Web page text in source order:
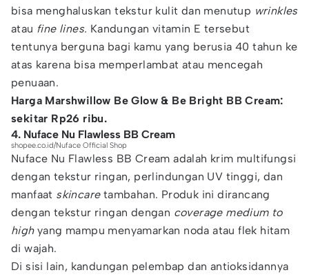
bisa menghaluskan tekstur kulit dan menutup wrinkles
atau fine lines. Kandungan vitamin E tersebut
tentunya berguna bagi kamu yang berusia 40 tahun ke
atas karena bisa memperlambat atau mencegah
penuaan.
Harga Marshwillow Be Glow & Be Bright BB Cream:
sekitar Rp26 ribu.
4. Nuface Nu Flawless BB Cream
shopee.co.id/Nuface Official Shop
Nuface Nu Flawless BB Cream adalah krim multifungsi
dengan tekstur ringan, perlindungan UV tinggi, dan
manfaat skincare tambahan. Produk ini dirancang
dengan tekstur ringan dengan coverage medium to
high yang mampu menyamarkan noda atau flek hitam
di wajah.
Di sisi lain, kandungan pelembap dan antioksidannya